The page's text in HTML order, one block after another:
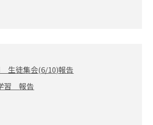
徒集会(6/10)報告
習 報告